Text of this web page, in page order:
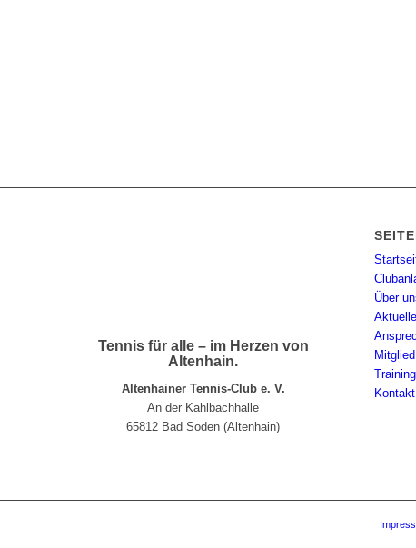
Tennis für alle – im Herzen von
Altenhain.
Altenhainer Tennis-Club e. V.
An der Kahlbachhalle
65812 Bad Soden (Altenhain)
Über
Training
Kontakt